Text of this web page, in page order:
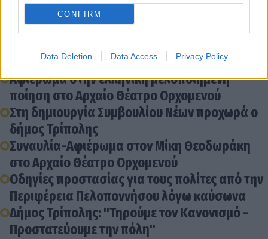
CONFIRM
Data Deletion Data Access Privacy Policy
Δήμος Τρίπολης: Το πρόγραμμα για το
Πολιτιστικό Καλοκαίρι 2025
κόκκινο ο υδράργυρος από την Κυριακή
Αφιέρωμα στην ελληνική μελοποιημένη
ποίηση στο Αρχαίο Θέατρο Ορχομενού
Στη δημιουργία Συμβουλίου Νέων προχωρά ο
δήμος Τρίπολης
Συναυλία-Αφιέρωμα στον Μίκη Θεοδωράκη
στο Αρχαίο Θέατρο Ορχομενού
Οδηγίες προστασίας για τους πολίτες από την
Περιφέρεια Πελοποννήσου λόγω καύσωνα
Δήμος Τρίπολης: "Τηρούμε τον Κανονισμό -
Προστατεύουμε την πόλη"